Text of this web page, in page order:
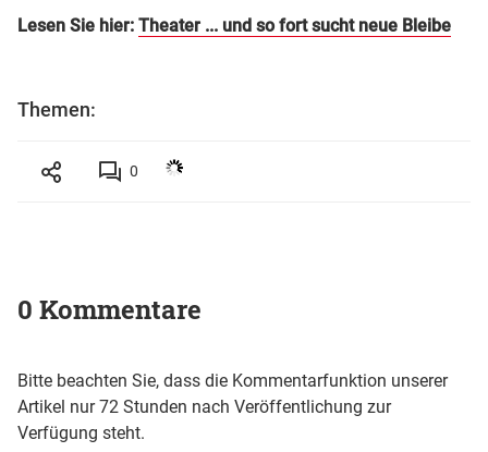
Lesen Sie hier: Theater ... und so fort sucht neue Bleibe
Themen:
0
0 Kommentare
Bitte beachten Sie, dass die Kommentarfunktion unserer
Artikel nur 72 Stunden nach Veröffentlichung zur
Verfügung steht.